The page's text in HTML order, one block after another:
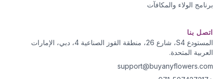
برنامج الولاء والمكافآت
اتصل بنا
المستودع S4، شارع 26، منطقة القوز الصناعية 4، دبي، الإمارات
العربية المتحدة.
support@buyanyflowers.com